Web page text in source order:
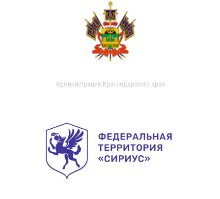
Администрация Краснодарского края